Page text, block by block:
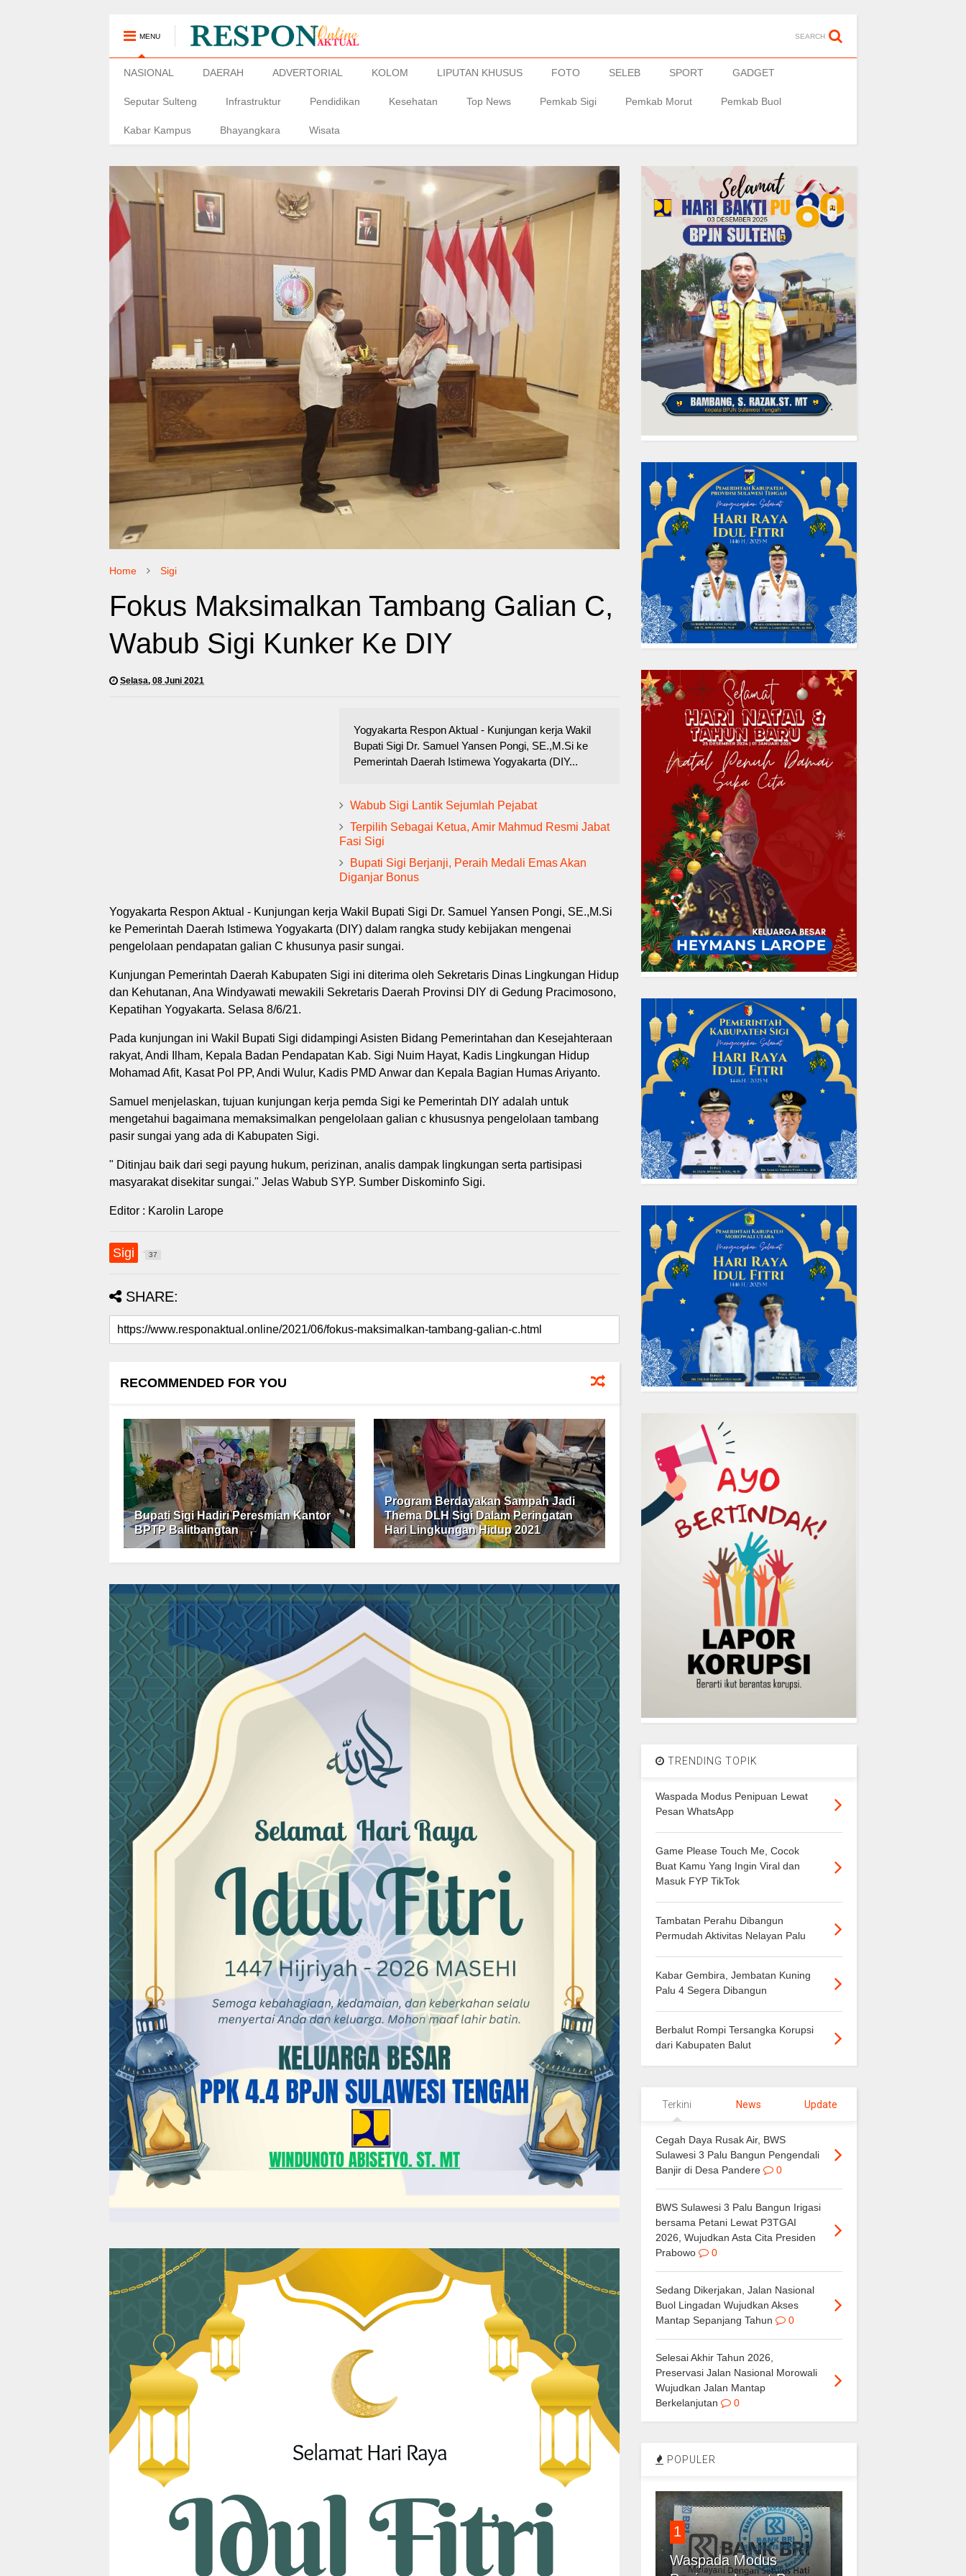
MENU SEARCH
NASIONAL DAERAH ADVERTORIAL KOLOM LIPUTAN KHUSUS FOTO SELEB SPORT GADGET
Seputar Sulteng Infrastruktur Pendidikan Kesehatan Top News Pemkab Sigi Pemkab Morut Pemkab Buol
Kabar Kampus Bhayangkara Wisata
Home Sigi
Fokus Maksimalkan Tambang Galian C,
Wabub Sigi Kunker Ke DIY
Selasa, 08 Juni 2021
Yogyakarta Respon Aktual - Kunjungan kerja Wakil
Bupati Sigi Dr. Samuel Yansen Pongi, SE.,M.Si ke
Pemerintah Daerah Istimewa Yogyakarta (DIY...
Wabub Sigi Lantik Sejumlah Pejabat
Terpilih Sebagai Ketua, Amir Mahmud Resmi Jabat
Fasi Sigi
Bupati Sigi Berjanji, Peraih Medali Emas Akan
Diganjar Bonus
Yogyakarta Respon Aktual - Kunjungan kerja Wakil Bupati Sigi Dr. Samuel Yansen Pongi, SE.,M.Si
ke Pemerintah Daerah Istimewa Yogyakarta (DIY) dalam rangka study kebijakan mengenai
pengelolaan pendapatan galian C khusunya pasir sungai.
Kunjungan Pemerintah Daerah Kabupaten Sigi ini diterima oleh Sekretaris Dinas Lingkungan Hidup
dan Kehutanan, Ana Windyawati mewakili Sekretaris Daerah Provinsi DIY di Gedung Pracimosono,
Kepatihan Yogyakarta. Selasa 8/6/21.
Pada kunjungan ini Wakil Bupati Sigi didampingi Asisten Bidang Pemerintahan dan Kesejahteraan
rakyat, Andi Ilham, Kepala Badan Pendapatan Kab. Sigi Nuim Hayat, Kadis Lingkungan Hidup
Mohamad Afit, Kasat Pol PP, Andi Wulur, Kadis PMD Anwar dan Kepala Bagian Humas Ariyanto.
Samuel menjelaskan, tujuan kunjungan kerja pemda Sigi ke Pemerintah DIY adalah untuk
mengetahui bagaimana memaksimalkan pengelolaan galian c khususnya pengelolaan tambang
pasir sungai yang ada di Kabupaten Sigi.
" Ditinjau baik dari segi payung hukum, perizinan, analis dampak lingkungan serta partisipasi
masyarakat disekitar sungai." Jelas Wabub SYP. Sumber Diskominfo Sigi.
Editor : Karolin Larope
Sigi 37
SHARE:
RECOMMENDED FOR YOU
Bupati Sigi Hadiri Peresmian Kantor
BPTP Balitbangtan
Program Berdayakan Sampah Jadi
Thema DLH Sigi Dalam Peringatan
Hari Lingkungan Hidup 2021
TRENDING TOPIK
Waspada Modus Penipuan Lewat
Pesan WhatsApp
Game Please Touch Me, Cocok
Buat Kamu Yang Ingin Viral dan
Masuk FYP TikTok
Tambatan Perahu Dibangun
Permudah Aktivitas Nelayan Palu
Kabar Gembira, Jembatan Kuning
Palu 4 Segera Dibangun
Berbalut Rompi Tersangka Korupsi
dari Kabupaten Balut
Terkini News Update
Cegah Daya Rusak Air, BWS
Sulawesi 3 Palu Bangun Pengendali
Banjir di Desa Pandere
0
BWS Sulawesi 3 Palu Bangun Irigasi
bersama Petani Lewat P3TGAI
2026, Wujudkan Asta Cita Presiden
Prabowo
0
Sedang Dikerjakan, Jalan Nasional
Buol Lingadan Wujudkan Akses
Mantap Sepanjang Tahun
0
Selesai Akhir Tahun 2026,
Preservasi Jalan Nasional Morowali
Wujudkan Jalan Mantap
Berkelanjutan
0
POPULER
1
Waspada Modus